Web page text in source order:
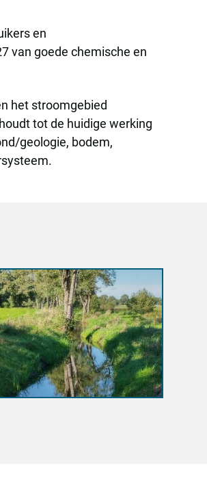
en
van goede chemische en
het stroomgebied
tot de huidige werking
geologie, bodem,